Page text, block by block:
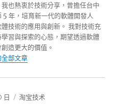
也熱衷於技術分享，曾擔任台中
5 年，培育新一代的軟體開發人
技術的應用與創新。 我對技術充
習與探索的心態，期望透過軟體
造更大的價值。
部文章
日
分
淘宝技术